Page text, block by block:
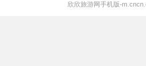
欣欣旅游网手机版-